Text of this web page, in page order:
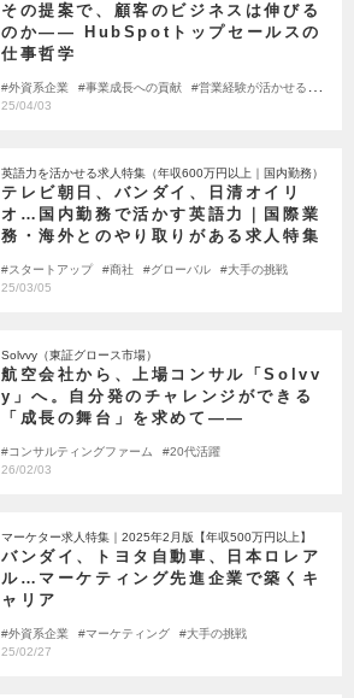
その提案で、顧客のビジネスは伸びる
のか―― HubSpotトップセールスの
仕事哲学
外資系企業 事業成長への貢献
営業経験が活かせる
マーケティング
25/04/03
英語力を活かせる求人特集（年収600万円以上｜国内勤務）
テレビ朝日、バンダイ、日清オイリ
オ…国内勤務で活かす英語力｜国際業
務・海外とのやり取りがある求人特集
スタートアップ 商社 グローバル
大手の挑戦
25/03/05
Solvvy（東証グロース市場）
航空会社から、上場コンサル「Solvv
y」へ。自分発のチャレンジができる
「成長の舞台」を求めて――
コンサルティングファーム
20代活躍
26/02/03
マーケター求人特集｜2025年2月版【年収500万円以上】
バンダイ、トヨタ自動車、日本ロレア
ル…マーケティング先進企業で築くキ
ャリア
外資系企業 マーケティング
大手の挑戦
25/02/27